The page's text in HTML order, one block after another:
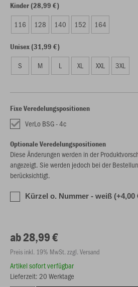
Kinder (28,99 €)
116 128 140 152 164
Unisex (31,99 €)
S M L XL XXL 3XL
Fixe Veredelungspositionen
VerLo BSG - 4c
Optionale Veredelungspositionen
Diese Änderungen werden in der
angezeigt. Sie werden jedoch bei der
berücksichtigt.
Kürzel o. Nummer - weiß (+4,00
ab 28,99 €
Preis inkl. 19% MwSt. zzgl. Versand
Artikel sofort verfügbar
Lieferzeit: 20 Werktage